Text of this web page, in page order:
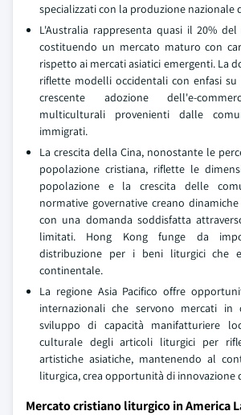
specializzati con la produzione nazionale
L'Australia rappresenta quasi il 20%
costituendo un mercato maturo con
rispetto ai mercati asiatici emergenti. La
riflette modelli occidentali con enfasi
crescente adozione dell'e-
multiculturali provenienti dalle
immigrati.
La crescita della Cina, nonostante le
popolazione cristiana, riflette le
popolazione e la crescita delle
normative governative creano
con una domanda soddisfatta
limitati. Hong Kong funge da
distribuzione per i beni liturgici che
continentale.
La regione Asia Pacifico offre
internazionali che servono mercati in
sviluppo di capacità manifatturiere
culturale degli articoli liturgici per
artistiche asiatiche, mantenendo al
liturgica, crea opportunità di innovazione
Mercato cristiano liturgico in America